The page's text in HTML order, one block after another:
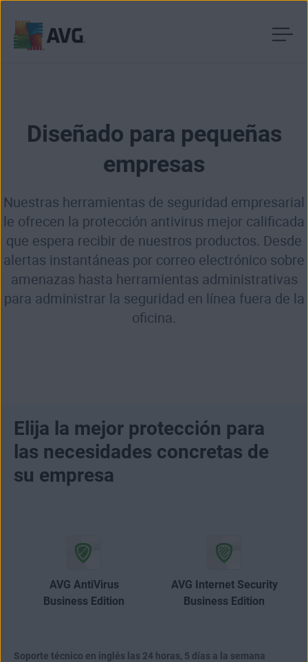
Diseñado para pequeñas
empresas
Nuestras herramientas de seguridad empresarial
le ofrecen la protección antivirus mejor calificada
que espera recibir de nuestros productos. Desde
alertas instantáneas por correo electrónico sobre
amenazas hasta herramientas administrativas
para administrar la seguridad en línea fuera de la
oficina.
Elija la mejor protección para
las necesidades concretas de
su empresa
AVG AntiVirus
Business Edition
AVG Internet Security
Business Edition
Soporte técnico en inglés las 24 horas, 5 días a la semana